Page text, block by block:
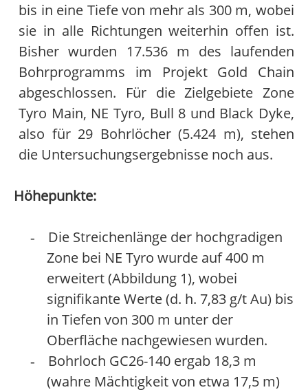
bis in eine Tiefe von mehr als 300 m, wobei
sie in alle Richtungen weiterhin offen ist.
Bisher wurden 17.536 m des laufenden
Bohrprogramms im Projekt Gold Chain
abgeschlossen. Für die Zielgebiete Zone
Tyro Main, NE Tyro, Bull 8 und Black Dyke,
also für 29 Bohrlöcher (5.424 m), stehen
die Untersuchungsergebnisse noch aus.
Höhepunkte:
-
Die Streichenlänge der hochgradigen
Zone bei NE Tyro wurde auf 400 m
erweitert (Abbildung 1), wobei
signifikante Werte (d. h. 7,83 g/t Au) bis
in Tiefen von 300 m unter der
Oberfläche nachgewiesen wurden.
-
Bohrloch GC26-140 ergab 18,3 m
(wahre Mächtigkeit von etwa 17,5 m)